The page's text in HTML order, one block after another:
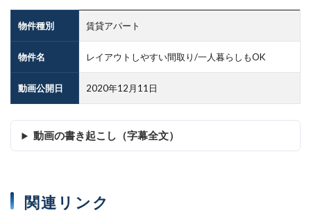
物件種別 賃貸アパート
物件名 レイアウトしやすい間取り/一人暮らしもOK
動画公開日 2020年12月11日
動画の書き起こし（字幕全文）
関連リンク